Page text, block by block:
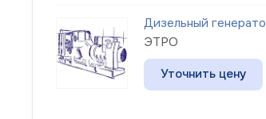
Дизельный
ЭТРО
Уточнить цену